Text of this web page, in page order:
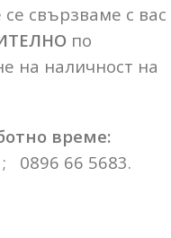
свързваме с вас
по
на наличност на
време:
0896 66 5683.